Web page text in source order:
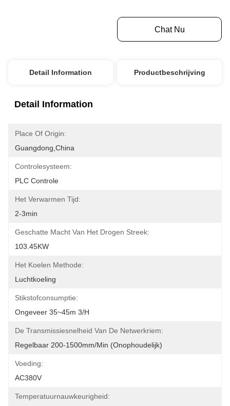
Chat Nu
Detail Information Productbeschrijving
Detail Information
Place Of Origin:
Guangdong,China
Controlesysteem:
PLC Controle
Het Verwarmen Tijd:
2-3min
Geschatte Macht Van Het Drogen Streek:
103.45KW
Het Koelen Methode:
Luchtkoeling
Stikstofconsumptie:
Ongeveer 35~45m 3/h
De Transmissiesnelheid Van De Netwerkriem:
Regelbaar 200-1500mm/min (onophoudelijk)
Voeding:
AC380V
Temperatuurnauwkeurigheid: